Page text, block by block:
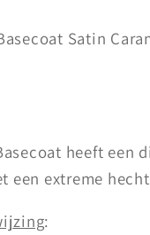
Satin
heeft een
een extreme
: